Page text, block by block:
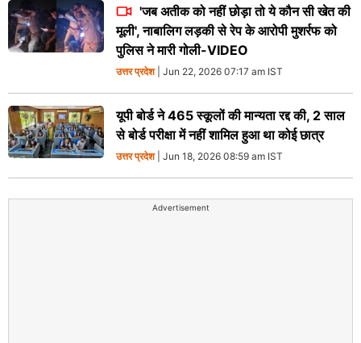
'जब अतीक को नहीं छोड़ा तो ये कौन सी खेत की
मूली', नाबालिग लड़की से रेप के आरोपी मुशर्रफ को
पुलिस ने मारी गोली-VIDEO
उत्तर प्रदेश| Jun 22, 2026 07:17 am IST
यूपी बोर्ड ने 465 स्कूलों की मान्यता रद्द की, 2 साल
से बोर्ड परीक्षा में नहीं शामिल हुआ था कोई छात्र
उत्तर प्रदेश| Jun 18, 2026 08:59 am IST
Advertisement